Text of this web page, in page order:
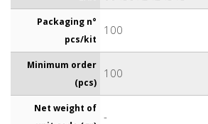
Packaging n°
pcs/kit
100
Minimum order
(pcs)
100
Net weight of
-